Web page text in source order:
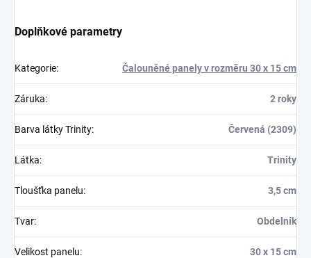
Doplňkové parametry
Kategorie: Čalouněné panely v rozměru 30 x 15 cm
Záruka: 2 roky
Barva látky Trinity: Červená (2309)
Látka: Trinity
Tloušťka panelu: 3,5 cm
Tvar: Obdelník
Velikost panelu: 30 x 15 cm